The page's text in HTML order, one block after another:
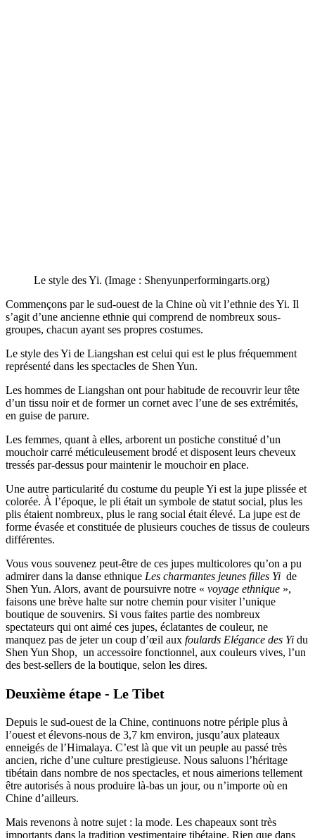
Le style des Yi. (Image : Shenyunperformingarts.org)
Commençons par le sud-ouest de la Chine où vit l’ethnie des Yi. Il
s’agit d’une ancienne ethnie qui comprend de nombreux sous-
groupes, chacun ayant ses propres costumes.
Le style des Yi de Liangshan est celui qui est le plus fréquemment
représenté dans les spectacles de Shen Yun.
Les hommes de Liangshan ont pour habitude de recouvrir leur tête
d’un tissu noir et de former un cornet avec l’une de ses extrémités,
en guise de parure.
Les femmes, quant à elles, arborent un postiche constitué d’un
mouchoir carré méticuleusement brodé et disposent leurs cheveux
tressés par-dessus pour maintenir le mouchoir en place.
Une autre particularité du costume du peuple Yi est la jupe plissée et
colorée. À l’époque, le pli était un symbole de statut social, plus les
plis étaient nombreux, plus le rang social était élevé. La jupe est de
forme évasée et constituée de plusieurs couches de tissus de couleurs
différentes.
Vous vous souvenez peut-être de ces jupes multicolores qu’on a pu
admirer dans la danse ethnique Les charmantes jeunes filles Yi de
Shen Yun. Alors, avant de poursuivre notre « voyage ethnique »,
faisons une brève halte sur notre chemin pour visiter l’unique
boutique de souvenirs. Si vous faites partie des nombreux
spectateurs qui ont aimé ces jupes, éclatantes de couleur, ne
manquez pas de jeter un coup d’œil aux foulards Elégance des Yi du
Shen Yun Shop, un accessoire fonctionnel, aux couleurs vives, l’un
des best-sellers de la boutique, selon les dires.
Deuxième étape - Le Tibet
Depuis le sud-ouest de la Chine, continuons notre périple plus à
l’ouest et élevons-nous de 3,7 km environ, jusqu’aux plateaux
enneigés de l’Himalaya. C’est là que vit un peuple au passé très
ancien, riche d’une culture prestigieuse. Nous saluons l’héritage
tibétain dans nombre de nos spectacles, et nous aimerions tellement
être autorisés à nous produire là-bas un jour, ou n’importe où en
Chine d’ailleurs.
Mais revenons à notre sujet : la mode. Les chapeaux sont très
importants dans la tradition vestimentaire tibétaine. Rien que dans